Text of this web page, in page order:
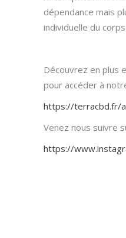
dépendance mais
individuelle du corps
Découvrez en plus
pour accéder à
https://terracbd.fr/
Venez nous suivre
https://